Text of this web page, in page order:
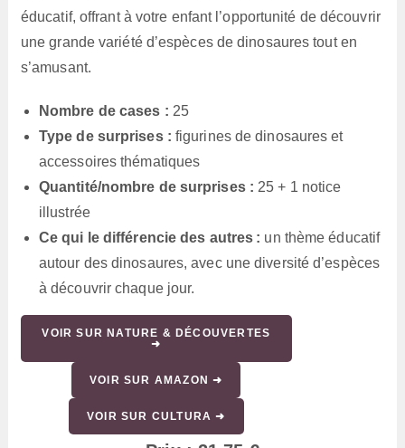
éducatif, offrant à votre enfant l’opportunité de découvrir
une grande variété d’espèces de dinosaures tout en
s’amusant.
Nombre de cases : 25
Type de surprises : figurines de dinosaures et
accessoires thématiques
Quantité/nombre de surprises : 25 + 1 notice
illustrée
Ce qui le différencie des autres : un thème éducatif
autour des dinosaures, avec une diversité d’espèces
à découvrir chaque jour.
VOIR SUR NATURE & DÉCOUVERTES
➜
VOIR SUR AMAZON ➜
VOIR SUR CULTURA ➜